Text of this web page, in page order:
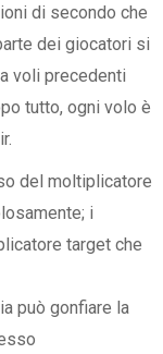
di secondo che
dei giocatori si
voli precedenti
tutto, ogni volo è
del moltiplicatore
i
target che
può gonfiare la